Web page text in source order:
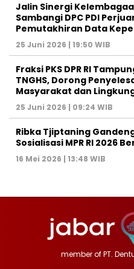
Jalin Sinergi
Sambangi DPC PDI
Pemutakhiran Data
25 Juni 2026 | 19:50 WIB
‎Fraksi PKS DPR RI
TNGHS, Dorong
Masyarakat dan
25 Juni 2026 | 09:24 WIB
Ribka Tjiptaning
Sosialisasi MPR RI 2026
16 Mei 2026 | 13:48 WIB
member of PT.